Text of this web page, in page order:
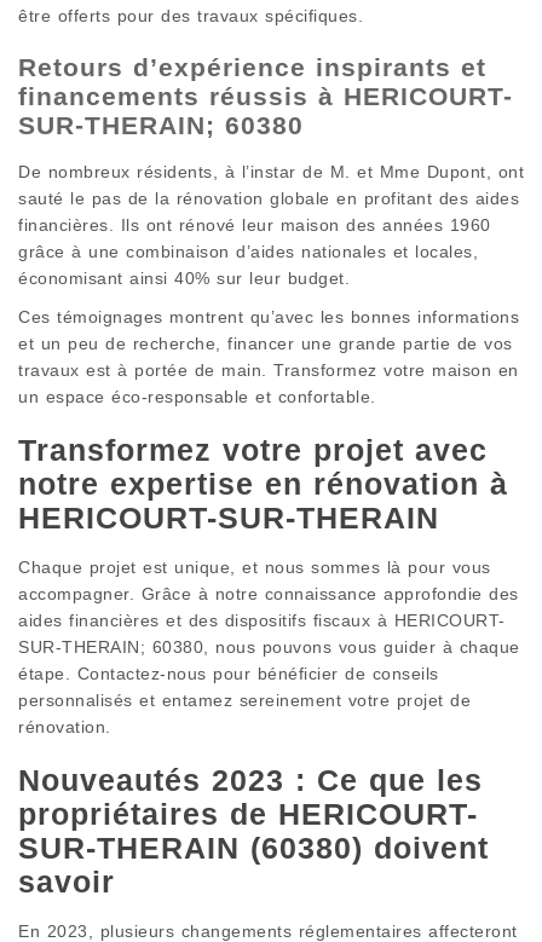
être offerts pour des travaux spécifiques.
Retours d’expérience inspirants et
financements réussis à HERICOURT-
SUR-THERAIN; 60380
De nombreux résidents, à l’instar de M. et Mme Dupont, ont
sauté le pas de la rénovation globale en profitant des aides
financières. Ils ont rénové leur maison des années 1960
grâce à une combinaison d’aides nationales et locales,
économisant ainsi 40% sur leur budget.
Ces témoignages montrent qu’avec les bonnes informations
et un peu de recherche, financer une grande partie de vos
travaux est à portée de main. Transformez votre maison en
un espace éco-responsable et confortable.
Transformez votre projet avec
notre expertise en rénovation à
HERICOURT-SUR-THERAIN
Chaque projet est unique, et nous sommes là pour vous
accompagner. Grâce à notre connaissance approfondie des
aides financières et des dispositifs fiscaux à HERICOURT-
SUR-THERAIN; 60380, nous pouvons vous guider à chaque
étape. Contactez-nous pour bénéficier de conseils
personnalisés et entamez sereinement votre projet de
rénovation.
Nouveautés 2023 : Ce que les
propriétaires de HERICOURT-
SUR-THERAIN (60380) doivent
savoir
En 2023, plusieurs changements réglementaires affecteront